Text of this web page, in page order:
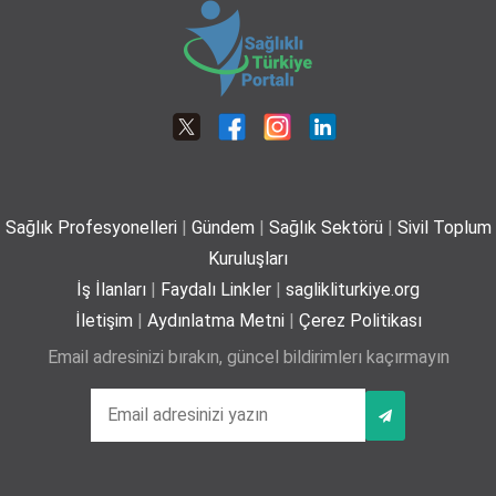
Herediter Anjiyoödemde Erken Tanı ve Doğru Bilgilendirme Önem Taşıyor
01-07-2026
Plajda kalp sağlığı için 5 önemli öneri
29-06-2026
Yaz mevsiminde hamileler için 11 kritik öneri
Sağlık Profesyonelleri| Gündem Sağlık Sektörü
Sivil Toplum
Kuruluşları
İş İlanları
Faydalı Linkler
saglikliturkiye.org
İletişim
Aydınlatma Metni| Çerez Politikası
Email adresinizi bırakın, güncel bildirimlerı kaçırmayın